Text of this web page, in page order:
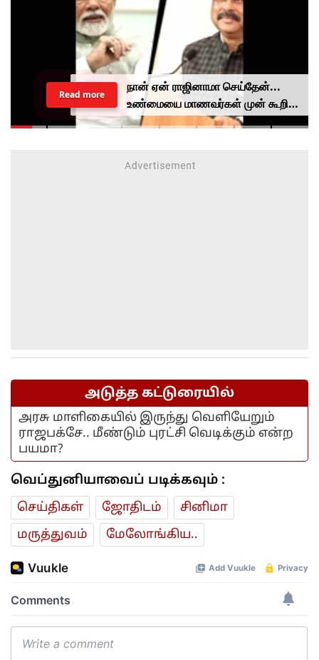
நான் ஏன் ராஜினாமா செய்தேன்...
உண்மையை மாணவர்கள் முன் கூறிய
தர்மேந்திர பிரதான்...
Read more
அடுத்த கட்டுரையில்
அரசு மாளிகையில் இருந்து வெளியேறும்
ராஜபக்சே.. மீண்டும் புரட்சி வெடிக்கும் என்ற
பயமா?
வெப்துனியாவைப் படிக்கவும் :
செய்திகள் ஜோ‌திட‌ம்
சினிமா
மரு‌த்துவ‌ம்
மேலோங்கிய..